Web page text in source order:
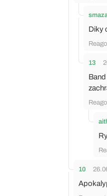
Diky
13
10